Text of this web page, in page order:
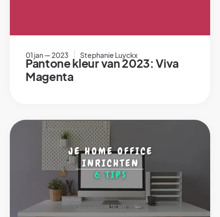
01 jan — 2023 Stephanie Luyckx
Pantone kleur van 2023: Viva
Magenta